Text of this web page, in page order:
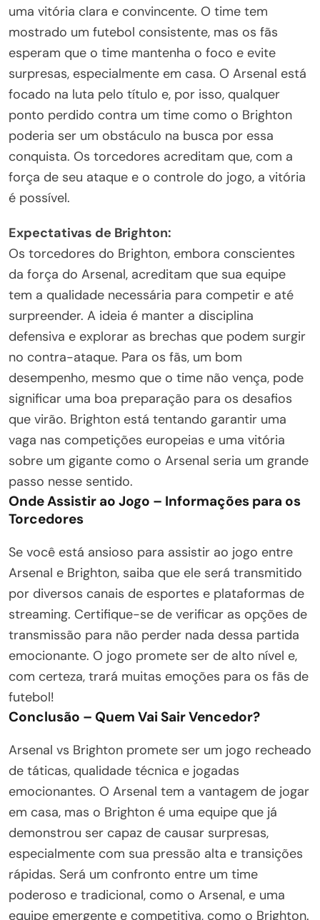
uma vitória clara e convincente. O time tem
mostrado um futebol consistente, mas os fãs
esperam que o time mantenha o foco e evite
surpresas, especialmente em casa. O Arsenal está
focado na luta pelo título e, por isso, qualquer
ponto perdido contra um time como o Brighton
poderia ser um obstáculo na busca por essa
conquista. Os torcedores acreditam que, com a
força de seu ataque e o controle do jogo, a vitória
é possível.
Expectativas de Brighton:
Os torcedores do Brighton, embora conscientes
da força do Arsenal, acreditam que sua equipe
tem a qualidade necessária para competir e até
surpreender. A ideia é manter a disciplina
defensiva e explorar as brechas que podem surgir
no contra-ataque. Para os fãs, um bom
desempenho, mesmo que o time não vença, pode
significar uma boa preparação para os desafios
que virão. Brighton está tentando garantir uma
vaga nas competições europeias e uma vitória
sobre um gigante como o Arsenal seria um grande
passo nesse sentido.
Onde Assistir ao Jogo – Informações para os
Torcedores
Se você está ansioso para assistir ao jogo entre
Arsenal e Brighton, saiba que ele será transmitido
por diversos canais de esportes e plataformas de
streaming. Certifique-se de verificar as opções de
transmissão para não perder nada dessa partida
emocionante. O jogo promete ser de alto nível e,
com certeza, trará muitas emoções para os fãs de
futebol!
Conclusão – Quem Vai Sair Vencedor?
Arsenal vs Brighton promete ser um jogo recheado
de táticas, qualidade técnica e jogadas
emocionantes. O Arsenal tem a vantagem de jogar
em casa, mas o Brighton é uma equipe que já
demonstrou ser capaz de causar surpresas,
especialmente com sua pressão alta e transições
rápidas. Será um confronto entre um time
poderoso e tradicional, como o Arsenal, e uma
equipe emergente e competitiva, como o Brighton.